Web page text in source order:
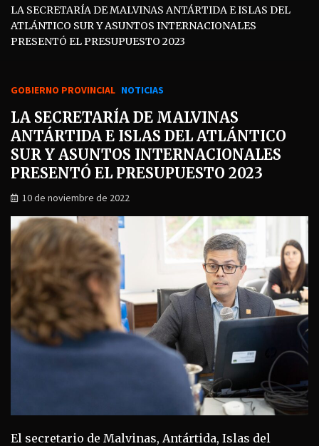
LA SECRETARÍA DE MALVINAS ANTÁRTIDA E ISLAS DEL
ATLÁNTICO SUR Y ASUNTOS INTERNACIONALES
PRESENTÓ EL PRESUPUESTO 2023
GOBIERNO PROVINCIAL NOTICIAS
LA SECRETARÍA DE MALVINAS
ANTÁRTIDA E ISLAS DEL ATLÁNTICO
SUR Y ASUNTOS INTERNACIONALES
PRESENTÓ EL PRESUPUESTO 2023
10 de noviembre de 2022
El secretario de Malvinas, Antártida, Islas del